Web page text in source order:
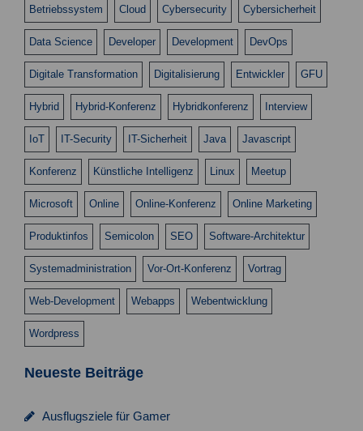
Betriebssystem Cloud Cybersecurity Cybersicherheit
Data Science Developer Development DevOps
Digitale Transformation Digitalisierung Entwickler GFU
Hybrid Hybrid-Konferenz Hybridkonferenz Interview
IoT IT-Security IT-Sicherheit Java Javascript
Konferenz Künstliche Intelligenz Linux Meetup
Microsoft Online Online-Konferenz Online Marketing
Produktinfos Semicolon SEO Software-Architektur
Systemadministration Vor-Ort-Konferenz Vortrag
Web-Development Webapps Webentwicklung
Wordpress
Neueste Beiträge
Ausflugsziele für Gamer